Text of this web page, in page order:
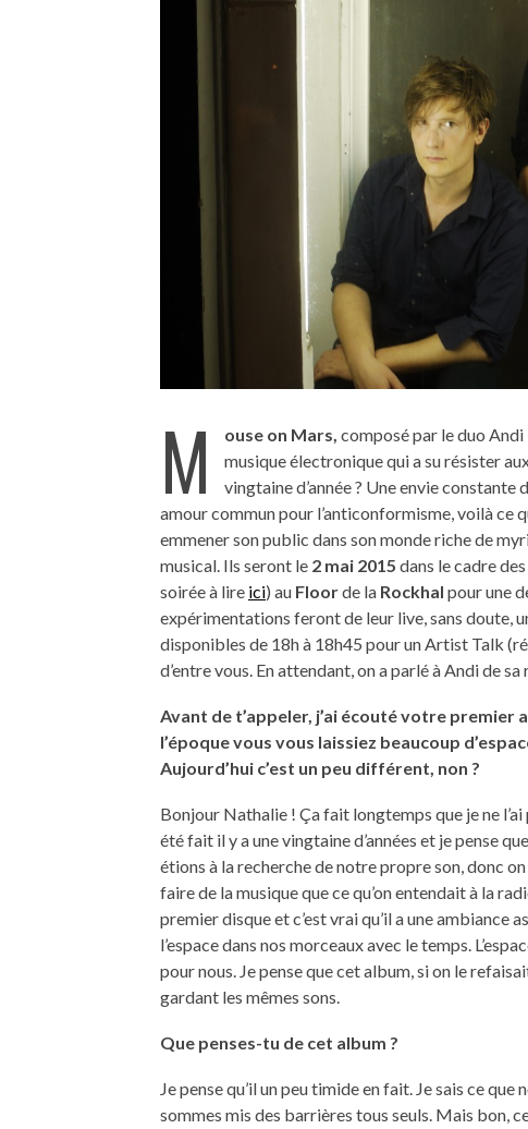
M ouse on Mars, composé par le duo Andi
musique électronique qui a su résister
vingtaine d’année ? Une envie
amour commun pour l’anticonformisme, voilà ce
emmener son public dans son monde riche de
musical. Ils seront le 2 mai 2015 dans le cadre des
soirée à lire ici) au Floorde la Rockhal pour une
expérimentations feront de leur live, sans doute,
disponibles de 18h à 18h45 pour un Artist Talk
d’entre vous. En attendant, on a parlé à Andi de
Avant de t’appeler, j’ai écouté votre premier
l’époque vous vous laissiez beaucoup
Aujourd’hui c’est un peu différent, non ?
Bonjour Nathalie ! Ça fait longtemps que je ne
été fait il y a une vingtaine d’années et je pense
étions à la recherche de notre propre son, donc
faire de la musique que ce qu’on entendait à la
premier disque et c’est vrai qu’il a une ambiance
l’espace dans nos morceaux avec le temps.
pour nous. Je pense que cet album, si on le
gardant les mêmes sons.
Que penses-tu de cet album ?
Je pense qu’il un peu timide en fait. Je sais ce
sommes mis des barrières tous seuls. Mais bon,